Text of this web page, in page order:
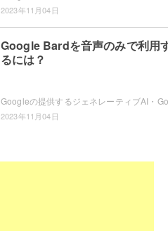
2023年11月04日
Google Bardを音声のみで利用
るには？
2023年11月04日